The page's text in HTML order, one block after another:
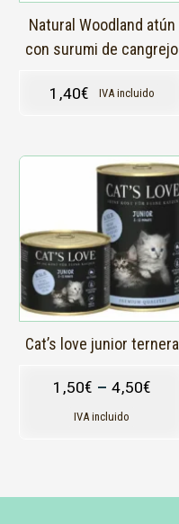
Natural Woodland atún
con surumi de cangrejo
1,40€ IVA incluido
Cat’s love junior ternera
1,50€ – 4,50€
IVA incluido
Este
variantes.
Las
opciones
se
pueden
elegir
en
página